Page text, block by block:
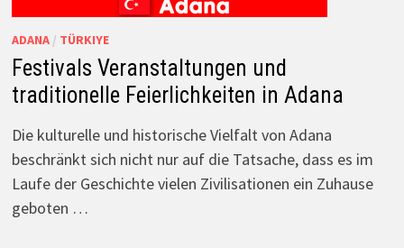
ADANA/ TÜRKIYE
Festivals Veranstaltungen und
traditionelle Feierlichkeiten in Adana
Die kulturelle und historische Vielfalt von Adana
beschränkt sich nicht nur auf die Tatsache, dass es im
Laufe der Geschichte vielen Zivilisationen ein Zuhause
geboten …